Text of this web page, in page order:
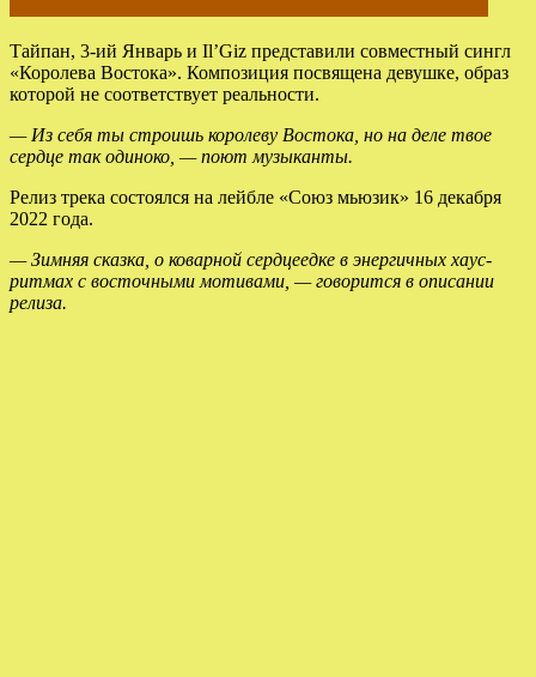
Тайпан, 3-ий Январь и Il’Giz представили совместный сингл
«Королева Востока». Композиция посвящена девушке, образ
которой не соответствует реальности.
— Из себя ты строишь королеву Востока, но на деле твое
сердце так одиноко, — поют музыканты.
Релиз трека состоялся на лейбле «Союз мьюзик» 16 декабря
2022 года.
— Зимняя сказка, о коварной сердцеедке в энергичных хаус-
ритмах с восточными мотивами, — говорится в описании
релиза.